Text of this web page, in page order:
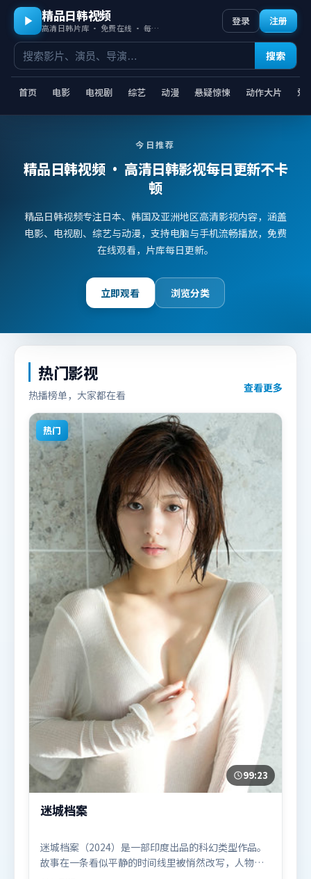
精品日韩视频
高清日韩片库 · 免费在线 · 每日更新
首页 电影 电视剧 综艺 动漫 悬疑惊悚 动作大片 爱
搜索
登录 注册
今日推荐
精品日韩视频· 高清日韩影视每日更新不卡
顿
精品日韩视频专注日本、韩国及亚洲地区高清影视内容，涵盖
电影、电视剧、综艺与动漫，支持电脑与手机流畅播放，免费
在线观看，片库每日更新。
立即观看 浏览分类
热门影视
热播榜单，大家都在看
查看更多
热门
99:23
迷城档案
迷城档案（2024）是一部印度出品的科幻类型作品。
故事在一条看似平静的时间线里被悄然改写，人物被